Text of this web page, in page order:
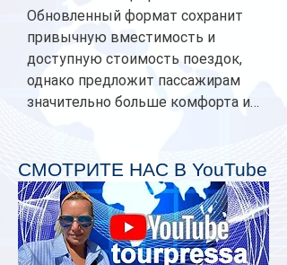
Обновленный формат сохранит
привычную вместимость и
доступную стоимость поездок,
однако предложит пассажирам
значительно больше комфорта и
планируется начать в 2027 году.
Одним из главных нововведений
станут индивидуальные шторки у
каждого спального места. Они
позволят пассажирам закрыть свою
СМОТРИТЕ НАС В YouTube